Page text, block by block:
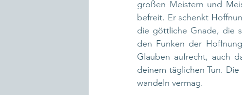
großen Meistern und
befreit. Er schenkt
die göttliche Gnade, die
den Funken der
Glauben aufrecht, auch
deinem täglichen Tun.
wandeln vermag.